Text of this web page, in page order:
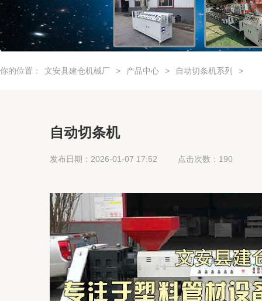
你的位置： 文安县建仓机械厂 > 产品中心 > 自动切条机系列 >
自动切条机
发布日期：2026-01-07 17:52 点击次数：190